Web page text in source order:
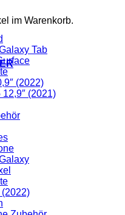
im Warenkorb.
Tab
(2022)
(2021)